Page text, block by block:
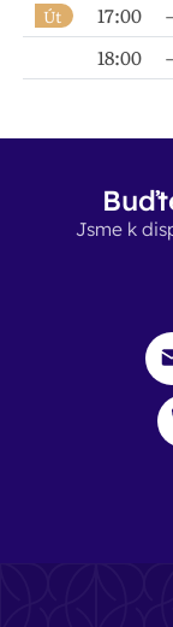
Út 17:00
18:00
Jsme k